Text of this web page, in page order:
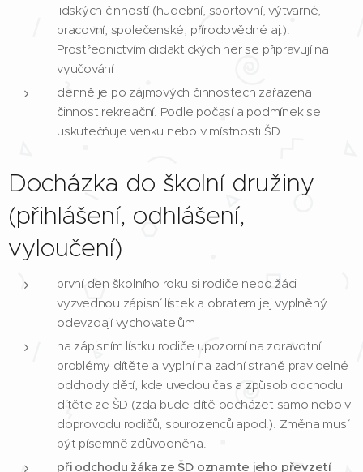
lidských činností (hudební, sportovní, výtvarné,
pracovní, společenské, přírodovědné aj.).
Prostřednictvím didaktických her se připravují na
vyučování
denně je po zájmových činnostech zařazena
činnost rekreační. Podle počasí a podmínek se
uskutečňuje venku nebo v místnosti ŠD
Docházka do školní družiny
(přihlášení, odhlášení,
vyloučení)
první den školního roku si rodiče nebo žáci
vyzvednou zápisní lístek a obratem jej vyplněný
odevzdají vychovatelům
na zápisním lístku rodiče upozorní na zdravotní
problémy dítěte a vyplní na zadní straně pravidelné
odchody dětí, kde uvedou čas a způsob odchodu
dítěte ze ŠD (zda bude dítě odcházet samo nebo v
doprovodu rodičů, sourozenců apod.). Změna musí
být písemně zdůvodněna.
při odchodu žáka ze ŠD oznamte jeho převzetí